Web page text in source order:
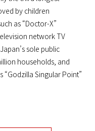
by children
as “Doctor-X”
network TV
sole public
households, and
“Godzilla Singular Point”